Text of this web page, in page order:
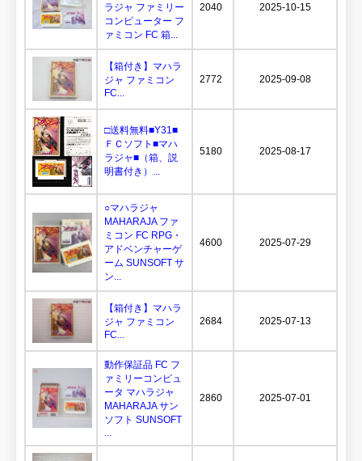
ラジャ ファミリー
コンピューター フ
ァミコン FC 箱...
2040 2025-10-15
【箱付き】マハラ
ジャ ファミコン
FC...
2772 2025-09-08
□送料無料■Y31■
ＦＣソフト■マハ
ラジャ■（箱、説
明書付き）...
5180 2025-08-17
○マハラジャ
MAHARAJA ファ
ミコン FC RPG・
アドベンチャーゲ
ーム SUNSOFT サ
ン...
4600 2025-07-29
【箱付き】マハラ
ジャ ファミコン
FC...
2684 2025-07-13
動作保証品 FC フ
ァミリーコンピュ
ータ マハラジャ
MAHARAJA サン
ソフト SUNSOFT
2860 2025-07-01